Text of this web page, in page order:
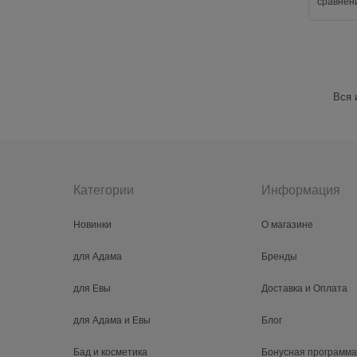
Вся
Категории
Новинки
для Адама
для Евы
для Адама и Евы
Бад и косметика
Информация
О магазине
Бренды
Доставка и Оплата
Блог
Бонусная программа